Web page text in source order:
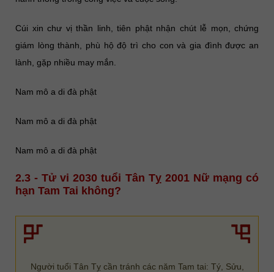
Cúi xin chư vị thần linh, tiên phật nhận chút lễ mọn, chứng
giám lòng thành, phù hộ độ trì cho con và gia đình được an
lành, gặp nhiều may mắn.
Nam mô a di đà phật
Nam mô a di đà phật
Nam mô a di đà phật
2.3 - Tử vi 2030 tuổi Tân Tỵ 2001 Nữ mạng có
hạn Tam Tai không?
Người tuổi Tân Tỵ cần tránh các năm Tam tai: Tý, Sửu,